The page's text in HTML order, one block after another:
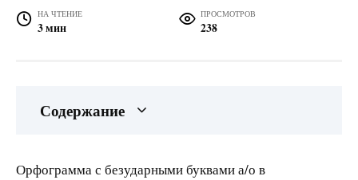
НА ЧТЕНИЕ
3 мин
ПРОСМОТРОВ
238
Содержание
Орфограмма с безударными буквами а/о в